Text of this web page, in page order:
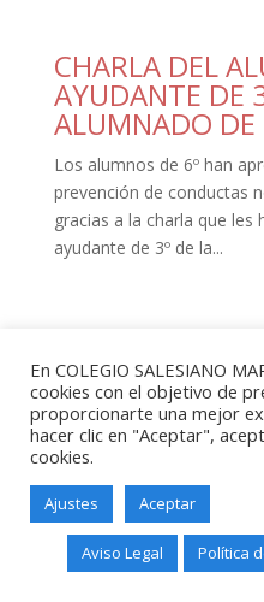
CHARLA DEL
AYUDANTE DE
ALUMNADO DE
Los alumnos de 6º han
prevención de conductas
gracias a la charla que les
ayudante de 3º de la...
Salesianos
Altamira, 73 -
Teléfono:
En COLEGIO SALESIANO
cookies con el objetivo de
proporcionarte una mejor
hacer clic en "Aceptar",
cookies.
Ajustes Aceptar
Aviso Legal Política